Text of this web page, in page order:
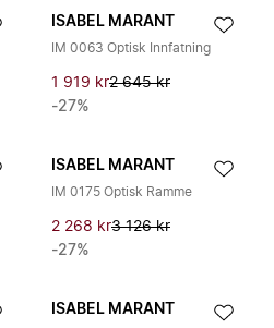
ISABEL MARANT
IM 0063 Optisk Innfatning
1 919 kr2 645 kr
-27%
ISABEL MARANT
IM 0175 Optisk Ramme
2 268 kr3 126 kr
-27%
ISABEL MARANT